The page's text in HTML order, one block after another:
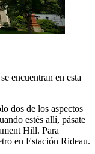
encuentran en esta
dos de los aspectos
estés allí, pásate
Hill. Para
en Estación Rideau.